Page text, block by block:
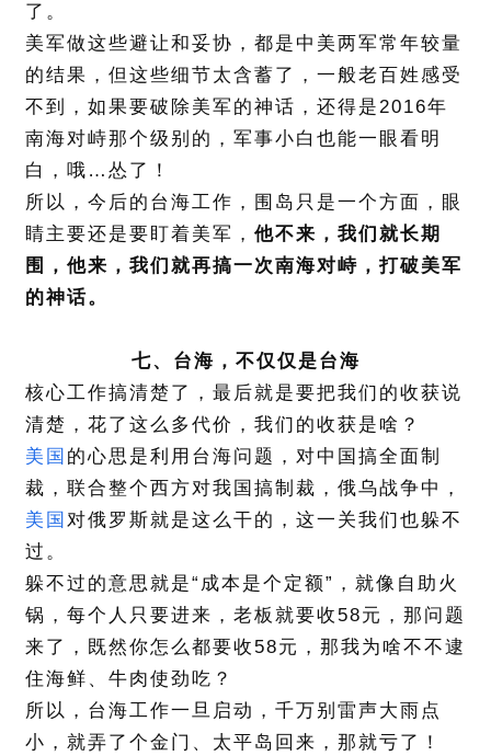
了。
美军做这些避让和妥协，都是中美两军常年较量
的结果，但这些细节太含蓄了，一般老百姓感受
不到，如果要破除美军的神话，还得是2016年
南海对峙那个级别的，军事小白也能一眼看明
白，哦…怂了！
所以，今后的台海工作，围岛只是一个方面，眼
睛主要还是要盯着美军， 他不来，我们就长期
围，他来，我们就再搞一次南海对峙，打破美军
的神话。
七、台海，不仅仅是台海
核心工作搞清楚了，最后就是要把我们的收获说
清楚，花了这么多代价，我们的收获是啥？
美国 的心思是利用台海问题，对中国搞全面制
裁，联合整个西方对我国搞制裁，俄乌战争中，
美国 对俄罗斯就是这么干的，这一关我们也躲不
过。
躲不过的意思就是“成本是个定额”，就像自助火
锅，每个人只要进来，老板就要收58元，那问题
来了，既然你怎么都要收58元，那我为啥不不逮
住海鲜、牛肉使劲吃？
所以，台海工作一旦启动，千万别雷声大雨点
小，就弄了个金门、太平岛回来，那就亏了！